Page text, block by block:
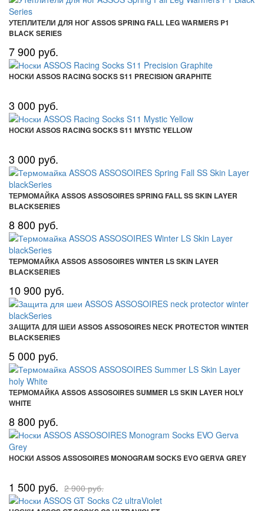
УТЕПЛИТЕЛИ ДЛЯ НОГ ASSOS SPRING FALL LEG WARMERS P1
BLACK SERIES
7 900 руб.
НОСКИ ASSOS RACING SOCKS S11 PRECISION GRAPHITE
3 000 руб.
НОСКИ ASSOS RACING SOCKS S11 MYSTIC YELLOW
3 000 руб.
ТЕРМОМАЙКА ASSOS ASSOSOIRES SPRING FALL SS SKIN LAYER
BLACKSERIES
8 800 руб.
ТЕРМОМАЙКА ASSOS ASSOSOIRES WINTER LS SKIN LAYER
BLACKSERIES
10 900 руб.
ЗАЩИТА ДЛЯ ШЕИ ASSOS ASSOSOIRES NECK PROTECTOR WINTER
BLACKSERIES
5 000 руб.
ТЕРМОМАЙКА ASSOS ASSOSOIRES SUMMER LS SKIN LAYER HOLY
WHITE
8 800 руб.
НОСКИ ASSOS ASSOSOIRES MONOGRAM SOCKS EVO GERVA GREY
1 500 руб. 2 900 руб.